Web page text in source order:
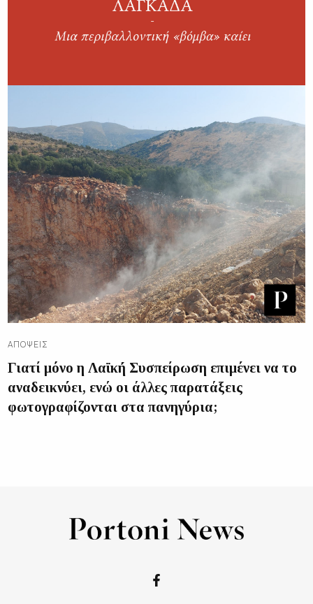
ΑΠΌΨΕΙΣ
Γιατί μόνο η Λαϊκή Συσπείρωση επιμένει να το
αναδεικνύει, ενώ οι άλλες παρατάξεις
φωτογραφίζονται στα πανηγύρια;